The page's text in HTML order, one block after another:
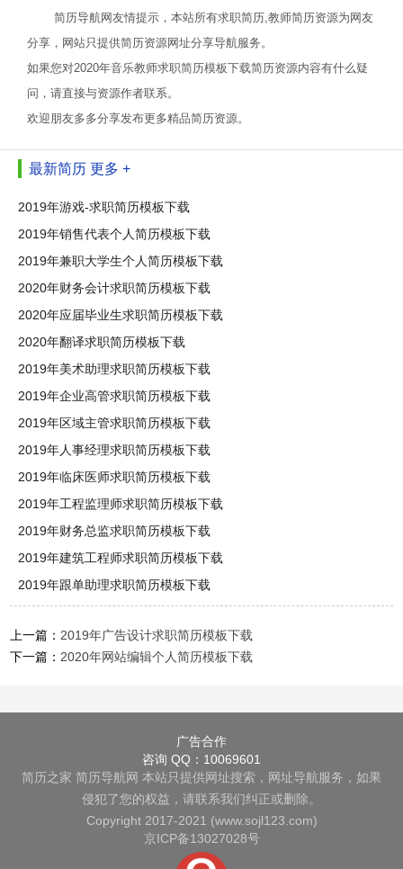
简历导航网友情提示，本站所有求职简历,教师简历资源为网友
分享，网站只提供简历资源网址分享导航服务。
如果您对2020年音乐教师求职简历模板下载简历资源内容有什么疑
问，请直接与资源作者联系。
欢迎朋友多多分享发布更多精品简历资源。
最新简历 更多 +
2019年游戏-求职简历模板下载
2019年销售代表个人简历模板下载
2019年兼职大学生个人简历模板下载
2020年财务会计求职简历模板下载
2020年应届毕业生求职简历模板下载
2020年翻译求职简历模板下载
2019年美术助理求职简历模板下载
2019年企业高管求职简历模板下载
2019年区域主管求职简历模板下载
2019年人事经理求职简历模板下载
2019年临床医师求职简历模板下载
2019年工程监理师求职简历模板下载
2019年财务总监求职简历模板下载
2019年建筑工程师求职简历模板下载
2019年跟单助理求职简历模板下载
上一篇： 2019年广告设计求职简历模板下载
下一篇： 2020年网站编辑个人简历模板下载
广告合作
咨询 QQ：10069601
简历之家 简历导航网 本站只提供网址搜索，网址导航服务，如果
侵犯了您的权益，请联系我们纠正或删除。
Copyright 2017-2021 (www.sojl123.com)
京ICP备13027028号